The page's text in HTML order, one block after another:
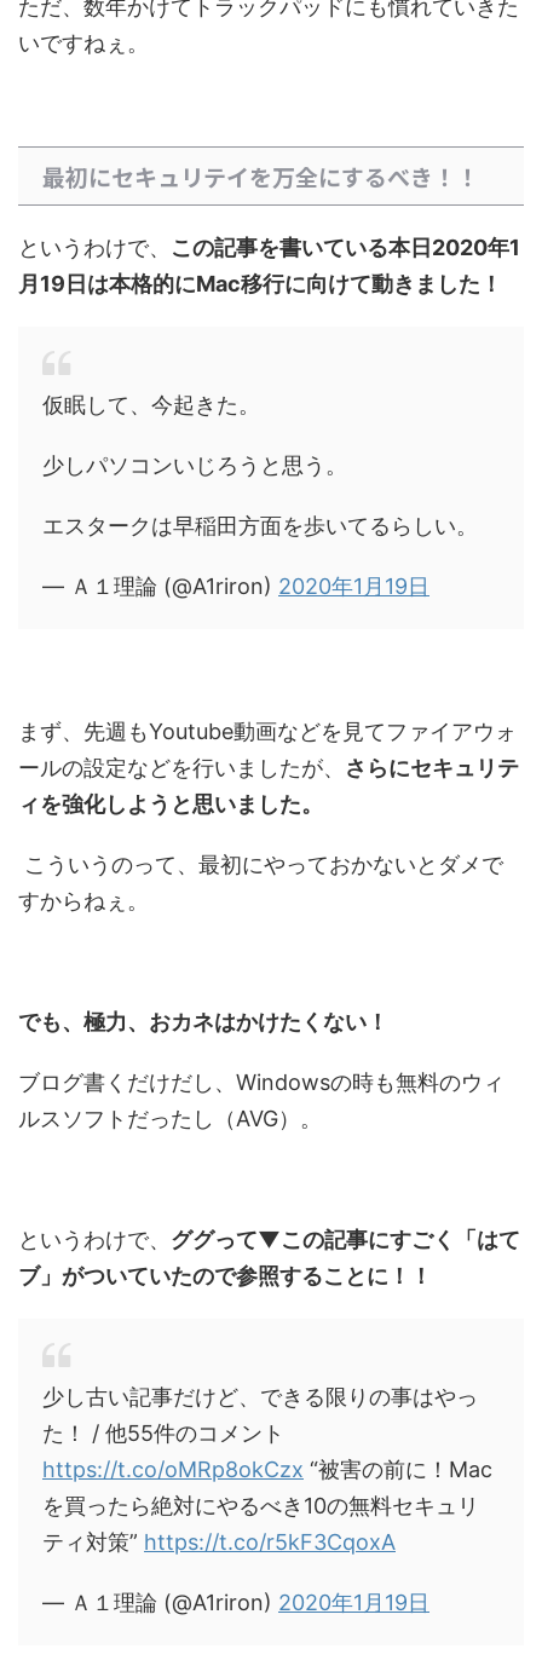
ただ、数年かけてトラックパッドにも慣れていきた
いですねぇ。
最初にセキュリテイを万全にするべき！！
というわけで、 この記事を書いている本日2020年1
月19日は本格的にMac移行に向けて動きました！
仮眠して、今起きた。
少しパソコンいじろうと思う。
エスタークは早稲田方面を歩いてるらしい。
— Ａ１理論 (@A1riron) 2020年1月19日
まず、先週もYoutube動画などを見てファイアウォ
ールの設定などを行いましたが、 さらにセキュリテ
ィを強化しようと思いました。
こういうのって、最初にやっておかないとダメで
すからねぇ。
でも、極力、おカネはかけたくない！
ブログ書くだけだし、Windowsの時も無料のウィ
ルスソフトだったし（AVG）。
というわけで、 ググって▼この記事にすごく「はて
ブ」がついていたので参照することに！！
少し古い記事だけど、できる限りの事はやっ
た！ / 他55件のコメント
https://t.co/oMRp8okCzx “被害の前に！Mac
を買ったら絶対にやるべき10の無料セキュリ
ティ対策” https://t.co/r5kF3CqoxA
— Ａ１理論 (@A1riron) 2020年1月19日